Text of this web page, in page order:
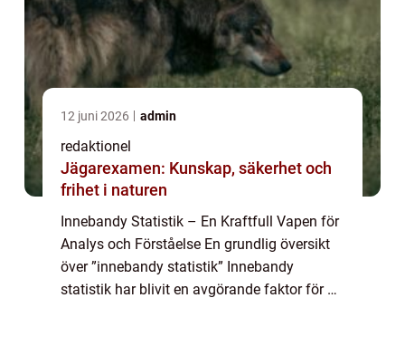
12 juni 2026 admin
redaktionel
Jägarexamen: Kunskap, säkerhet och
frihet i naturen
Innebandy Statistik – En Kraftfull Vapen för
Analys och Förståelse En grundlig översikt
över ”innebandy statistik” Innebandy
statistik har blivit en avgörande faktor för att